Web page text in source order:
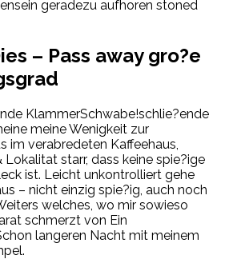
geradezu aufhoren stoned
– Pass away gro?e
KlammerSchwabe!schlie?ende
meine Wenigkeit zur
im verabredeten Kaffeehaus,
starr, dass keine spie?ige
ist. Leicht unkontrolliert gehe
– nicht einzig spie?ig, auch noch
welches, wo mir sowieso
schmerzt von Ein
langeren Nacht mit meinem